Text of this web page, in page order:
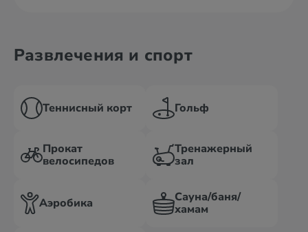
Развлечения и спорт
Теннисный корт Гольф
Прокат
велосипедов
Тренажерный
зал
Аэробика
Сауна/баня/
хамам